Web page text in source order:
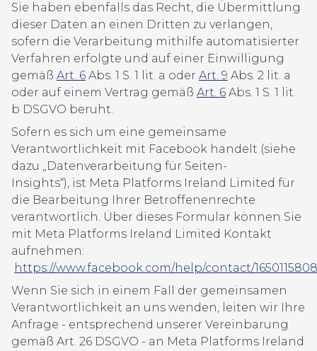
Sie haben ebenfalls das Recht, die Übermittlung
dieser Daten an einen Dritten zu verlangen,
sofern die Verarbeitung mithilfe automatisierter
Verfahren erfolgte und auf einer Einwilligung
gemäß Art. 6 Abs. 1 S. 1 lit. a oder Art. 9 Abs. 2 lit. a
oder auf einem Vertrag gemäß Art. 6 Abs. 1 S. 1 lit.
b DSGVO beruht.
Sofern es sich um eine gemeinsame
Verantwortlichkeit mit Facebook handelt (siehe
dazu „Datenverarbeitung für Seiten-
Insights“), ist Meta Platforms Ireland Limited für
die Bearbeitung Ihrer Betroffenenrechte
verantwortlich. Über dieses Formular können Sie
mit Meta Platforms Ireland Limited Kontakt
aufnehmen:
https://www.facebook.com/help/contact/
Wenn Sie sich in einem Fall der gemeinsamen
Verantwortlichkeit an uns wenden, leiten wir Ihre
Anfrage - entsprechend unserer Vereinbarung
gemäß Art. 26 DSGVO - an Meta Platforms Ireland